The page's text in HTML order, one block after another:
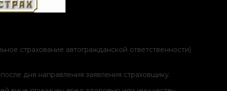
страхование автогражданской ответственности)
дня направления заявления страховщику.